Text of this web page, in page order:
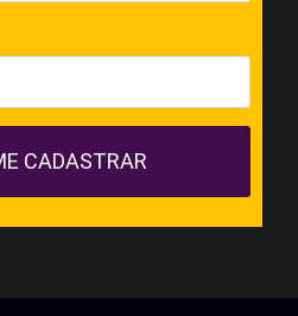
CADASTRAR